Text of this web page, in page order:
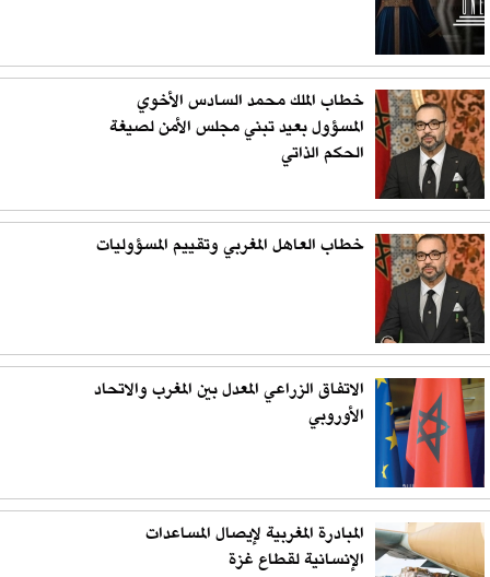
خطاب الملك محمد السادس الأخوي
المسؤول بعيد تبني مجلس الأمن لصيغة
الحكم الذاتي
خطاب العاهل المغربي وتقييم المسؤوليات
الاتفاق الزراعي المعدل بين المغرب والاتحاد
الأوروبي
المبادرة المغربية لإيصال المساعدات
الإنسانية لقطاع غزة